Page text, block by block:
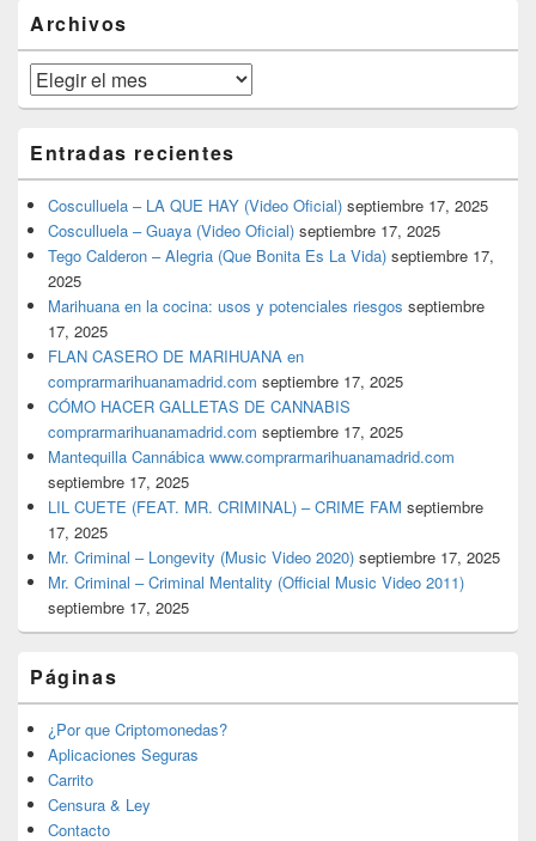
lateral
primaria
Archivos
Archivos
Entradas recientes
Cosculluela – LA QUE HAY (Video Oficial) septiembre 17, 2025
Cosculluela – Guaya (Video Oficial) septiembre 17, 2025
Tego Calderon – Alegria (Que Bonita Es La Vida) septiembre 17,
2025
Marihuana en la cocina: usos y potenciales riesgos septiembre
17, 2025
FLAN CASERO DE MARIHUANA en
comprarmarihuanamadrid.com septiembre 17, 2025
CÓMO HACER GALLETAS DE CANNABIS
comprarmarihuanamadrid.com septiembre 17, 2025
Mantequilla Cannábica www.comprarmarihuanamadrid.com
septiembre 17, 2025
LIL CUETE (FEAT. MR. CRIMINAL) – CRIME FAM septiembre
17, 2025
Mr. Criminal – Longevity (Music Video 2020) septiembre 17, 2025
Mr. Criminal – Criminal Mentality (Official Music Video 2011)
septiembre 17, 2025
Páginas
¿Por que Criptomonedas?
Aplicaciones Seguras
Carrito
Censura & Ley
Contacto